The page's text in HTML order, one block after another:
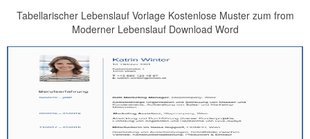
Tabellarischer Lebenslauf Vorlage Kostenlose Muster zum from
Moderner Lebenslauf Download Word